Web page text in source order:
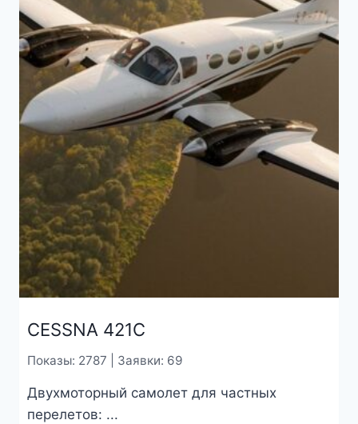
CESSNA 421C
Показы: 2787 | Заявки: 69
Двухмоторный самолет для частных
перелетов: ...